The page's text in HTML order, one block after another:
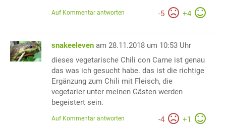
-5 +4
Auf Kommentar antworten
snakeeleven am 28.11.2018 um 10:53 Uhr
dieses vegetarische Chili con Carne ist genau
das was ich gesucht habe. das ist die richtige
Ergänzung zum Chili mit Fleisch, die
vegetarier unter meinen Gästen werden
begeistert sein.
-4 +1
Auf Kommentar antworten